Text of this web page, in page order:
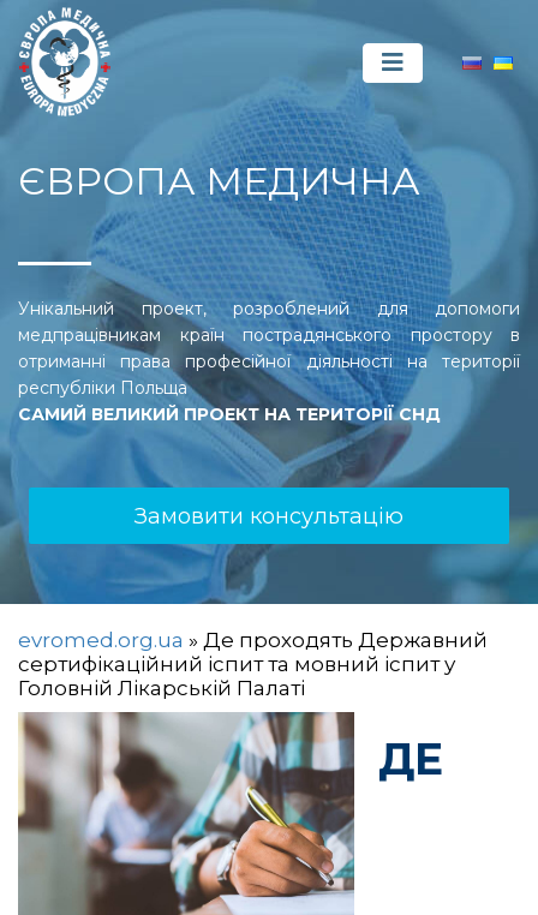
ЄВРОПА МЕДИЧНА
Унікальний проект, розроблений для допомоги
медпрацівникам країн пострадянського простору в
отриманні права професійної діяльності на території
республіки Польща
САМИЙ ВЕЛИКИЙ ПРОЕКТ НА ТЕРИТОРІЇ СНД
Замовити консультацію
evromed.org.ua » Де проходять Державний
сертифікаційний іспит та мовний іспит у
Головній Лікарській Палаті
ДЕ